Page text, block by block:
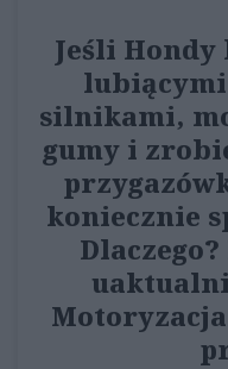
Jeśli Hondy
silnikami,
gumy i
koniecznie